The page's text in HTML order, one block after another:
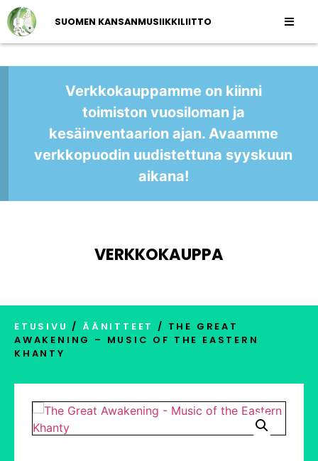
SUOMEN KANSANMUSIIKKILIITTO
Verkkokauppamme on kiinni
toimiston vuosiloman ja
kesäinventaarion ajan. Avaamme
verkkopuodin uudistettuna syyskuun
aikana!
VERKKOKAUPPA
ETUSIVU / ÄÄNITTEET / THE GREAT
AWAKENING – MUSIC OF THE EASTERN
KHANTY